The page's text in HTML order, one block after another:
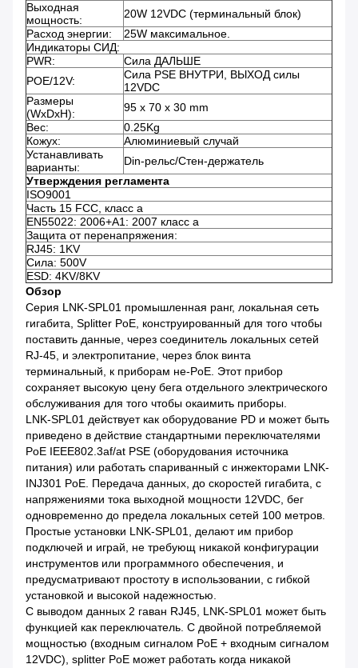
Выходная
мощность:
20W 12VDC (терминальный блок)
Расход энергии:
25W максимальное.
Индикаторы СИД:
PWR:
Сила ДАЛЬШЕ
POE/12V:
Сила PSE ВНУТРИ, ВЫХОД силы
12VDC
Размеры
(WxDxH):
95 x 70 x 30 mm
Вес:
0.25Kg
Кожух:
Алюминиевый случай
Устанавливать
варианты:
Din-рельс/Стен-держатель
Утверждения регламента
ISO9001
Часть 15 FCC, класс a
EN55022: 2006+A1: 2007 класс a
Защита от перенапряжения:
RJ45: 1KV
Сила: 500V
ESD: 4KV/8KV
Обзор
Серия LNK-SPL01 промышленная ранг, локальная сеть
гигабита, Splitter PoE, конструированный для того чтобы
поставить данные, через соединитель локальных сетей
RJ-45, и электропитание, через блок винта
терминальный, к приборам не-PoE. Этот прибор
сохраняет высокую цену бега отдельного электрического
обслуживания для того чтобы окаимить приборы.
LNK-SPL01 действует как оборудование PD и может быть
приведено в действие стандартными переключателями
PoE IEEE802.3af/at PSE (оборудования источника
питания) или работать спариванный с инжекторами LNK-
INJ301 PoE. Передача данных, до скоростей гигабита, с
напряжениями тока выходной мощности 12VDC, бег
одновременно до предела локальных сетей 100 метров.
Простые установки LNK-SPL01, делают им прибор
подключей и играй, не требующ никакой конфигурации
инструментов или программного обеспечения, и
предусматривают простоту в использовании, с гибкой
установкой и высокой надежностью.
С выводом данных 2 гаван RJ45, LNK-SPL01 может быть
функцией как переключатель. С двойной потребляемой
мощностью (входным сигналом PoE + входным сигналом
12VDC), splitter PoE может работать когда никакой